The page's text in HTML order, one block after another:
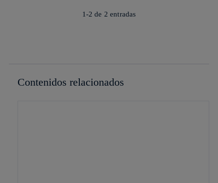
1-2 de 2 entradas
Contenidos relacionados